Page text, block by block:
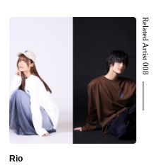
Related Artist 008
Rio